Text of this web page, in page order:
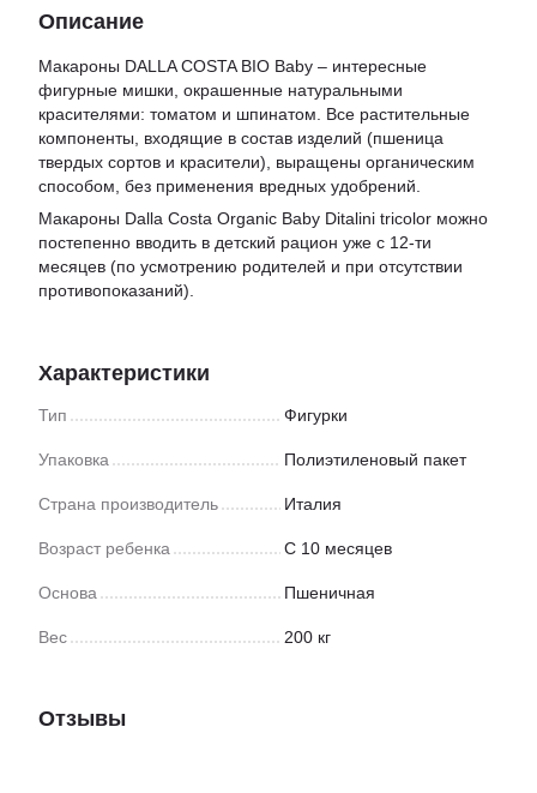
Описание
Макароны DALLA COSTA BIO Baby – интересные
фигурные мишки, окрашенные натуральными
красителями: томатом и шпинатом. Все растительные
компоненты, входящие в состав изделий (пшеница
твердых сортов и красители), выращены органическим
способом, без применения вредных удобрений.
Макароны Dalla Costa Organic Baby Ditalini tricolor можно
постепенно вводить в детский рацион уже с 12-ти
месяцев (по усмотрению родителей и при отсутствии
противопоказаний).
Характеристики
Тип Фигурки
Упаковка Полиэтиленовый пакет
Страна производитель Италия
Возраст ребенка С 10 месяцев
Основа Пшеничная
Вес 200 кг
Отзывы